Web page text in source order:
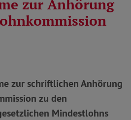
zur Anhörung
zur schriftlichen Anhörung
zu den
Mindestlohns